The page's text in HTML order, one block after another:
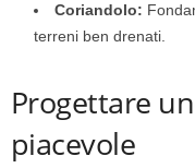
Coriandolo:
terreni ben drenati.
Progettare
piacevole